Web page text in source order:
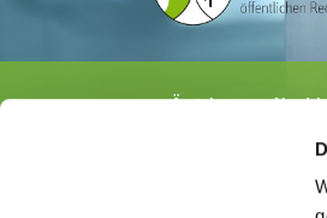
Ärztekammer
·